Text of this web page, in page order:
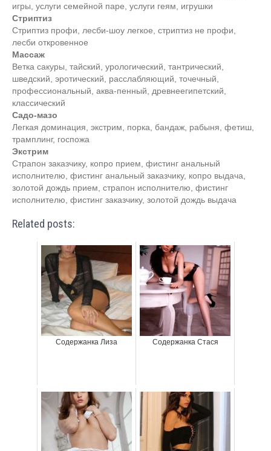
игры, услуги семейной паре, услуги геям, игрушки
Стриптиз
Стриптиз профи, лесби-шоу легкое, стриптиз не профи,
лесби откровенное
Массаж
Ветка сакуры, тайский, урологический, тантрический,
шведский, эротический, расслабляющий, точечный,
профессиональный, аква-пенный, древнеегипетский,
классический
Садо-мазо
Легкая доминация, экстрим, порка, бандаж, рабыня, фетиш,
трамплинг, госпожа
Экстрим
Страпон заказчику, копро прием, фистинг анальный
исполнителю, фистинг анальный заказчику, копро выдача,
золотой дождь прием, страпон исполнителю, фистинг
исполнителю, фистинг заказчику, золотой дождь выдача
Related posts:
Содержанка Лиза Содержанка Стася